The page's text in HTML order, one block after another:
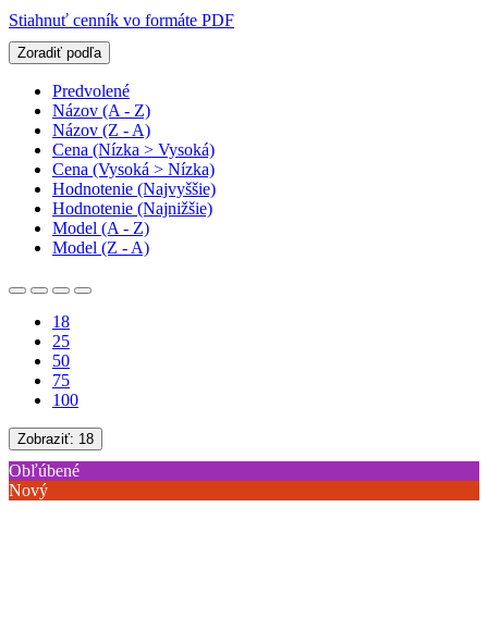
Stiahnuť cenník vo formáte PDF
Zoradiť podľa
Predvolené
Názov (A - Z)
Názov (Z - A)
Cena (Nízka > Vysoká)
Cena (Vysoká > Nízka)
Hodnotenie (Najvyššie)
Hodnotenie (Najnižšie)
Model (A - Z)
Model (Z - A)
18
25
50
75
100
Zobraziť: 18
Obľúbené
Nový